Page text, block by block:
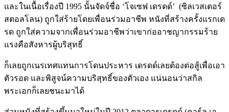
และในเนื้อเรื่องปี 1995 นั้นจัดจ์ชื่อ ‘โจเซฟ เดรดด์’ (ซิลเวสเตอร์
สตอลโลน) ถูกใส่ร้ายโดยเพื่อนร่วมอาชีพ หนังที่สร้างครั้งแรกเด
รด ถูกใส่ความจากเพื่อนร่วมอาชีพว่าเขาก่ออาชญากรรมร้าย
แรงคือสังหารผู้บริสุทธิ์
ก็เลยถูกเนรเทศแทนการโดนประหาร เดรดด์เลยต้องต่อสู้เพื่อเอา
ตัวรอด และพิสูจน์ความบริสุทธิ์ของตัวเอง แน่นอนว่าสกิล
พระเอกก็เลยชนะมาได้